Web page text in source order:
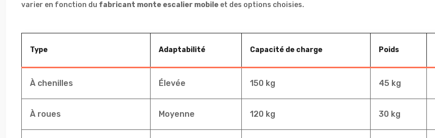
varier en fonction du fabricant monte escalier mobile et des options choisies.
Type Adaptabilité Capacité de charge Poids
À chenilles Élevée 150 kg 45 kg
À roues Moyenne 120 kg 30 kg